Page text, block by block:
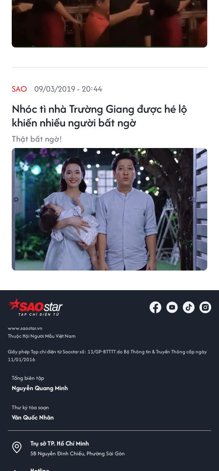
Nhóc tì nhà Trường Giang được hé lộ
khiến nhiều người bất ngờ
SAO 09/03/2019 - 20:44
Thật bất ngờ!
www.saostar.vn
Thuộc Hội Người Mẫu Việt Nam
Giấy phép Tạp chí điện tử Saostar số: 13/GP-BTTTT do Bộ Thông tin & Truyền Thông cấp ngày
11/01/2016
Tổng biên tập
Nguyễn Quang Minh
Thư ký tòa soạn
Văn Quốc Nhân
Trụ sở TP. Hồ Chí Minh
5B Nguyễn Đình Chiểu, Phường Sài Gòn